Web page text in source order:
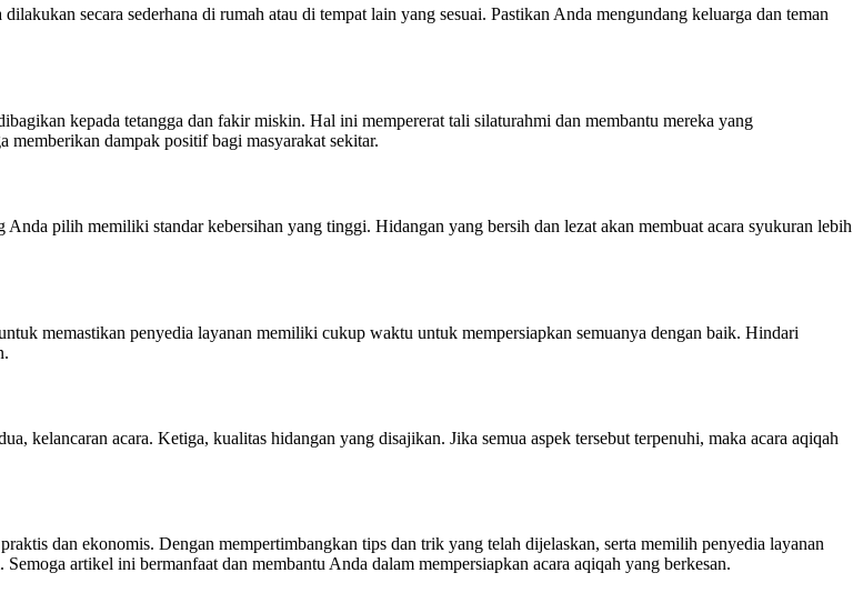
secara sederhana di rumah atau di tempat lain yang sesuai. Pastikan Anda mengundang keluarga dan teman
kepada tetangga dan fakir miskin. Hal ini mempererat tali silaturahmi dan membantu mereka yang
dampak positif bagi masyarakat sekitar.
pilih memiliki standar kebersihan yang tinggi. Hidangan yang bersih dan lezat akan membuat acara syukuran lebih
memastikan penyedia layanan memiliki cukup waktu untuk mempersiapkan semuanya dengan baik. Hindari
kelancaran acara. Ketiga, kualitas hidangan yang disajikan. Jika semua aspek tersebut terpenuhi, maka acara aqiqah
dan ekonomis. Dengan mempertimbangkan tips dan trik yang telah dijelaskan, serta memilih penyedia layanan
artikel ini bermanfaat dan membantu Anda dalam mempersiapkan acara aqiqah yang berkesan.